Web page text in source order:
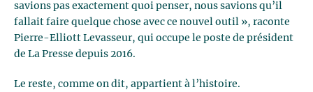
savions pas exactement quoi penser, nous savions qu’il
fallait faire quelque chose avec ce nouvel outil », raconte
Pierre-Elliott Levasseur, qui occupe le poste de président
de La Presse depuis 2016.
Le reste, comme on dit, appartient à l’histoire.